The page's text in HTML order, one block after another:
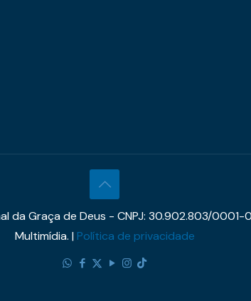
da Graça de Deus - CNPJ: 30.902.803/
Multimídia. |Política de privacidade